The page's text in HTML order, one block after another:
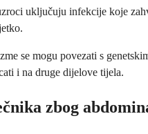
uključuju infekcije koje
se mogu povezati s
i na druge dijelove tijela.
zbog